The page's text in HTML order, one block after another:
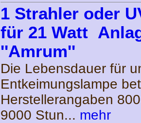
1 Strahler oder
für 21 Watt
''Amrum''
Die Lebensdauer für
Entkeimungslampe
Herstellerangaben
9000 Stun... mehr